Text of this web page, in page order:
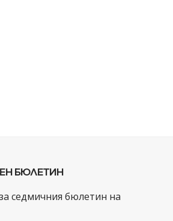
БЮЛЕТИН
седмичния бюлетин на